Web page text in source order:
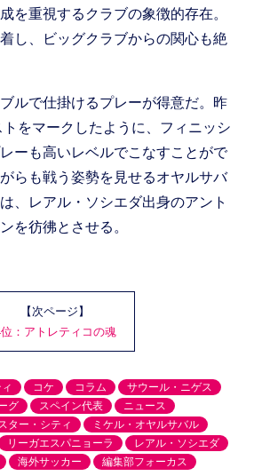
を重視するクラブの象徴的存在。
し、ビッグクラブからの関心も絶
ルで仕掛けるプレーが得意だ。昨
をマークしたように、フィニッシ
ーも高いレベルでこなすことがで
らも戦う姿勢を見せるオヤルサバ
、レアル・ソシエダ出身のアント
を彷彿とさせる。
【次ページ】
：アトレティコの魂
コケ コラム
サウール・ニゲス
グ スペイン代表
ニュース
ター・シティ
ミケル・オヤルサバル
リーガエスパニョーラ
レアル・ソシエダ
海外サッカー 編集部フォーカス